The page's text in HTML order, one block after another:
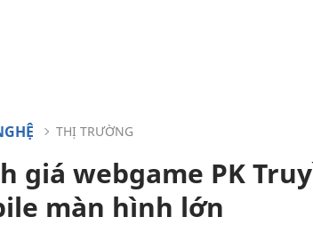
THỊ TRƯỜNG
giá webgame PK
màn hình lớn